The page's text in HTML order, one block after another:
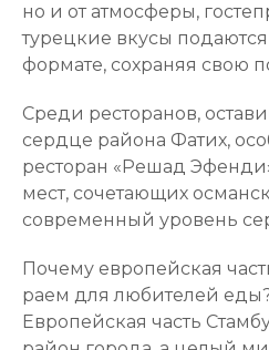
но и от атмосферы,
турецкие вкусы
формате, сохраняя свою
Среди ресторанов,
сердце района Фатих,
ресторан «Решад
мест, сочетающих
современный уровень
Почему европейская
раем для любителей
Европейская часть